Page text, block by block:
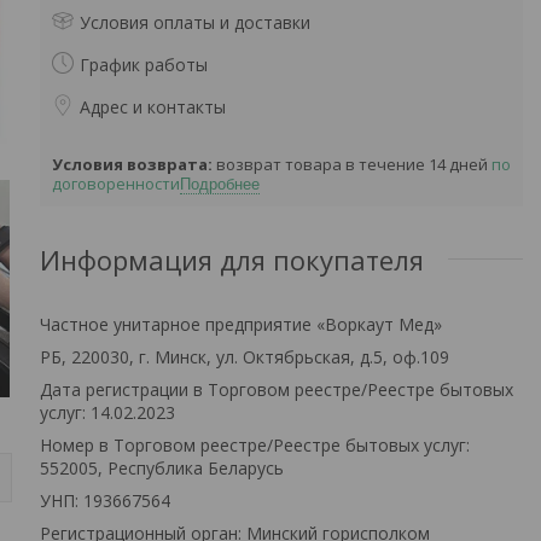
Условия оплаты и доставки
График работы
Адрес и контакты
возврат товара в течение 14 дней по
договоренности Подробнее
Информация для покупателя
Частное унитарное предприятие «Воркаут Мед»
РБ, 220030, г. Минск, ул. Октябрьская, д.5, оф.109
Дата регистрации в Торговом реестре/Реестре бытовых
услуг: 14.02.2023
Номер в Торговом реестре/Реестре бытовых услуг:
552005, Республика Беларусь
УНП: 193667564
Регистрационный орган: Минский горисполком